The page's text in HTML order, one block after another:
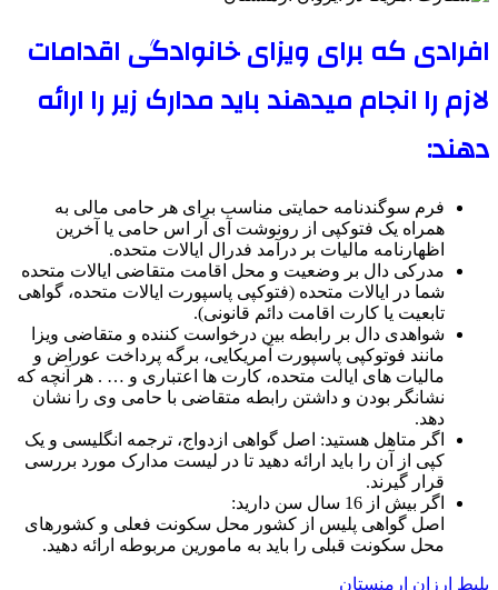
افرادی که برای ویزای خانوادگی اقدامات
لازم را انجام میدهند باید مدارک زیر را ارائه
دهند:
فرم سوگندنامه حمایتی مناسب برای هر حامی مالی به
همراه یک فتوکپی از رونوشت آی آر اس حامی یا آخرین
اظهارنامه مالیات بر درآمد فدرال ایالات متحده.
مدرکی دال بر وضعیت و محل اقامت متقاضی ایالات متحده
شما در ایالات متحده (فتوکپی پاسپورت ایالات متحده، گواهی
تابعیت یا کارت اقامت دائم قانونی).
شواهدی دال بر رابطه بین درخواست کننده و متقاضی ویزا
مانند فوتوکپی پاسپورت آمریکایی، برگه پرداخت عوراض و
مالیات های ایالت متحده، کارت ها اعتباری و … . هر آنچه که
نشانگر بودن و داشتن رابطه متقاضی با حامی وی را نشان
دهد.
اگر متاهل هستید: اصل گواهی ازدواج، ترجمه انگلیسی و یک
کپی از آن را باید ارائه دهید تا در لیست مدارک مورد بررسی
قرار گیرند.
اگر بیش از 16 سال سن دارید:
اصل گواهی پلیس از کشور محل سکونت فعلی و کشورهای
محل سکونت قبلی را باید به مامورین مربوطه ارائه دهید.
بلیط ارزان ارمنستان